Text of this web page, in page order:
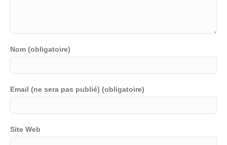
Nom (obligatoire)
Email (ne sera pas publié) (obligatoire)
Site Web